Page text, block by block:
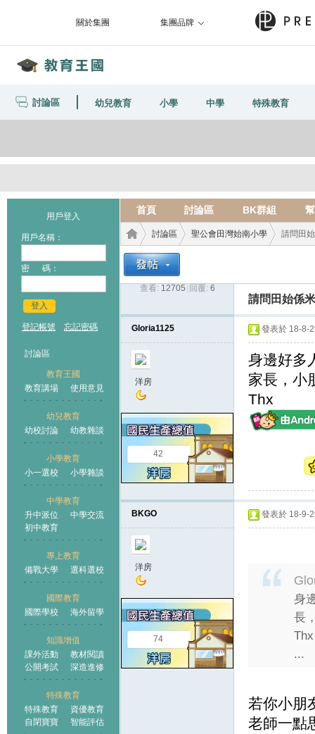
關於集團 集團品牌
討論區 幼兒教育 小學 中學 特殊教育
用戶登入
用戶名稱：
密 碼：
登入
登記帳號 忘記密碼
討論區
教育王國
教育講場
使用意見
幼兒教育
幼校討論
幼教雜談
小學教育
小一選校
小學雜談
中學教育
升中派位
中學交流
初中教育
專上教育
備戰大學
選科選校
國際教育
國際學校
海外留學
知識增值
課外活動
教材閱讀
公開考試
深造進修
特殊教育
特殊教育
資優教育
自閉寶寶
智能評估
首頁 討論區 BK群組
王國
›
討論區
›
聖公會田灣始南小學
›
請問田
查看: 12705 回覆: 6
請問田始係
Gloria1125
洋房
42
發表於 18-8-
身邊好多
家長，小
Thx
BKGO
洋房
74
發表於 18-9-
身
長
Thx
...
若你小朋
老師一點